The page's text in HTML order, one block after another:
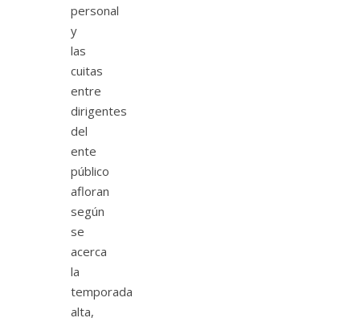
personal
y
las
cuitas
entre
dirigentes
del
ente
público
afloran
según
se
acerca
la
temporada
alta,